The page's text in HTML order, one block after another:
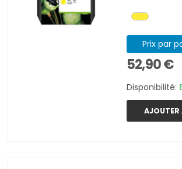
Prix par
52,90 €
Disponibilité:
AJOUTER